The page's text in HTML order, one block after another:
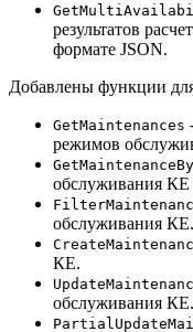
результатов
формате JSON.
Добавлены функции
GetMaintenances
режимов
обслуживания КЕ
обслуживания КЕ.
КЕ.
обслуживания КЕ.